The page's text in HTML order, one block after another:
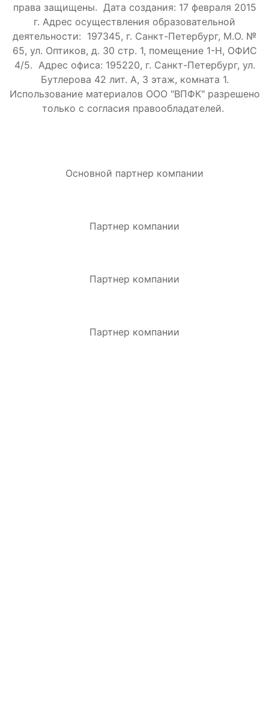
права защищены. Дата создания: 17 февраля 2015
г. Адрес осуществления образовательной
деятельности: 197345, г. Санкт-Петербург, М.О. №
65, ул. Оптиков, д. 30 стр. 1, помещение 1-Н, ОФИС
4/5. Адрес офиса: 195220, г. Санкт-Петербург, ул.
Бутлерова 42 лит. А, 3 этаж, комната 1.
Использование материалов ООО "ВПФК" разрешено
только с согласия правообладателей.
Основной партнер компании
Партнер компании
Партнер компании
Партнер компании